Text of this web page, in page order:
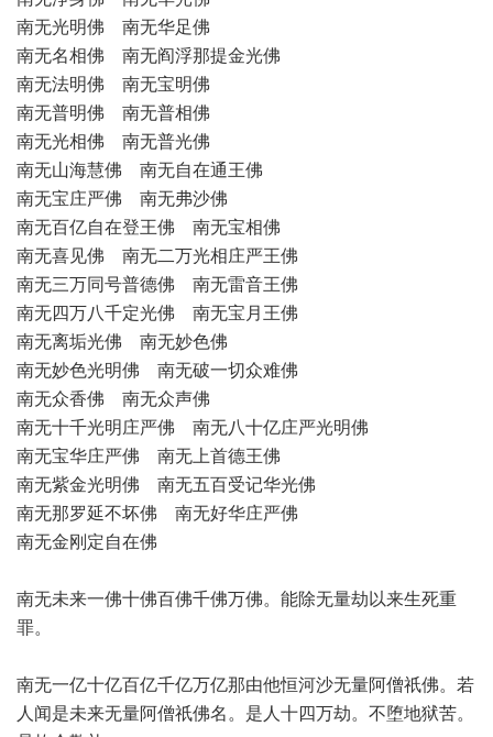
南无光明佛 南无华足佛
南无名相佛 南无阎浮那提金光佛
南无法明佛 南无宝明佛
南无普明佛 南无普相佛
南无光相佛 南无普光佛
南无山海慧佛 南无自在通王佛
南无宝庄严佛 南无弗沙佛
南无百亿自在登王佛 南无宝相佛
南无喜见佛 南无二万光相庄严王佛
南无三万同号普德佛 南无雷音王佛
南无四万八千定光佛 南无宝月王佛
南无离垢光佛 南无妙色佛
南无妙色光明佛 南无破一切众难佛
南无众香佛 南无众声佛
南无十千光明庄严佛 南无八十亿庄严光明佛
南无宝华庄严佛 南无上首德王佛
南无紫金光明佛 南无五百受记华光佛
南无那罗延不坏佛 南无好华庄严佛
南无金刚定自在佛
南无未来一佛十佛百佛千佛万佛。能除无量劫以来生死重
罪。
南无一亿十亿百亿千亿万亿那由他恒河沙无量阿僧祇佛。若
人闻是未来无量阿僧祇佛名。是人十四万劫。不堕地狱苦。